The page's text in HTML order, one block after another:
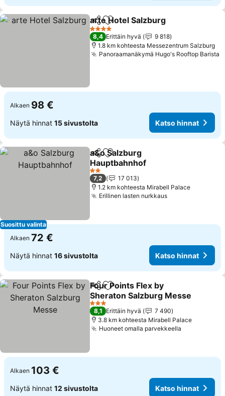
Jaa Lisää suosikkeihin
arte Hotel Salzburg
4 Tähtiluokitus
8,4 Erittäin hyvä
9 818
1.8 km kohteesta Messezentrum Salzburg
Panoraamanäkymä Hugo's Rooftop Barista
Alkaen 98 €
Näytä hinnat 15 sivustolta Katso hinnat
Suosittu valinta
Jaa Lisää suosikkeihin
a&o Salzburg
Hauptbahnhof
Katso hinnat
2 Tähtiluokitus
7,2
17 013
1.2 km kohteesta Mirabell Palace
Erillinen lasten nurkkausKatso hinnat
Alkaen 72 €
Näytä hinnat 16 sivustolta Katso hinnat
Jaa Lisää suosikkeihin
Four Points Flex by
Sheraton Salzburg Messe
Katso hinnat
3 Tähtiluokitus
8,1 Erittäin hyvä
7 490
3.8 km kohteesta Mirabell Palace
Huoneet omalla parvekkeella
Alkaen 103 €
Näytä hinnat 12 sivustolta Katso hinnat